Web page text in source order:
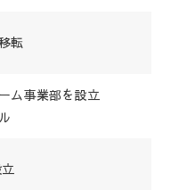
転
ム事業部を設立